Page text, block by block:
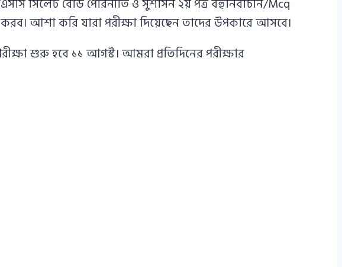
সিলেট বোর্ড পৌরনীতি ও সুশাসন ২য় পত্র বহুনির্বাচনি/Mcq
আশা করি যারা পরীক্ষা দিয়েছেন তাদের উপকারে আসবে।
শুরু হবে ১১ আগস্ট। আমরা প্রতিদিনের পরীক্ষার